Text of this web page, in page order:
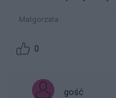
Małgorzata
0
gość